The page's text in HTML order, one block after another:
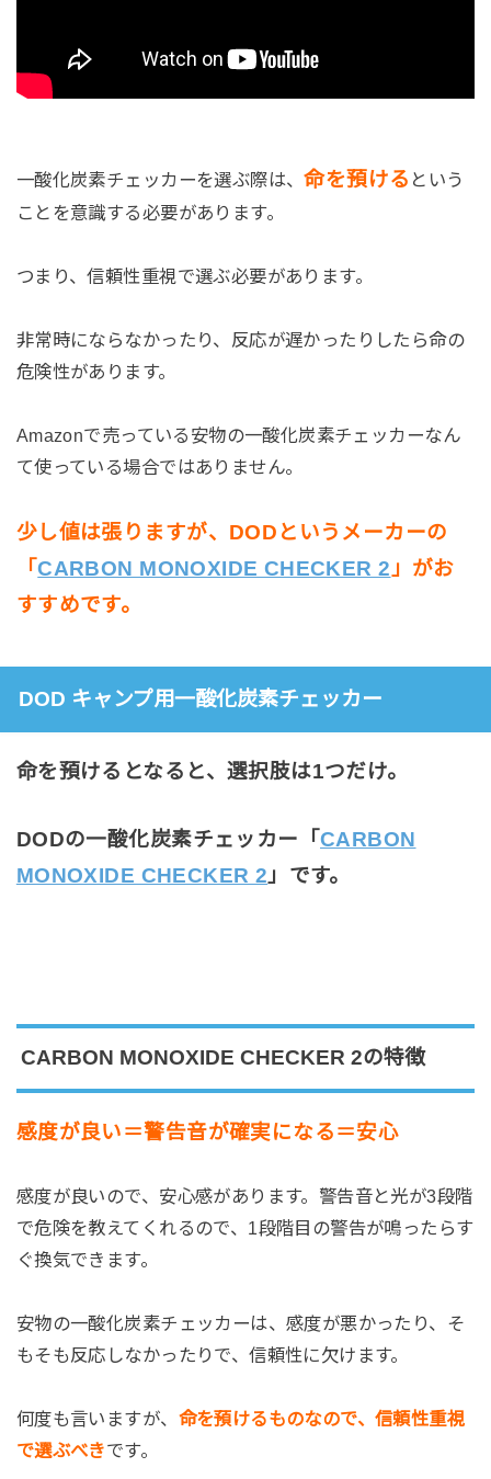
一酸化炭素チェッカーを選ぶ際は、命を預ける という
ことを意識する必要があります。
つまり、信頼性重視で選ぶ必要があります。
非常時にならなかったり、反応が遅かったりしたら命の
危険性があります。
Amazonで売っている安物の一酸化炭素チェッカーなん
て使っている場合ではありません。
少し値は張りますが、DODというメーカーの
「CARBON MONOXIDE CHECKER 2」 がお
すすめです。
DOD キャンプ用一酸化炭素チェッカー
命を預けるとなると、選択肢は1つだけ。
DODの一酸化炭素チェッカー「CARBON
MONOXIDE CHECKER 2 」です。
CARBON MONOXIDE CHECKER 2の特徴
感度が良い＝警告音が確実になる＝安心
感度が良いので、安心感があります。警告音と光が3段階
で危険を教えてくれるので、1段階目の警告が鳴ったらす
ぐ換気できます。
安物の一酸化炭素チェッカーは、感度が悪かったり、そ
もそも反応しなかったりで、信頼性に欠けます。
何度も言いますが、 命を預けるものなので、信頼性重視
で選ぶべきです。